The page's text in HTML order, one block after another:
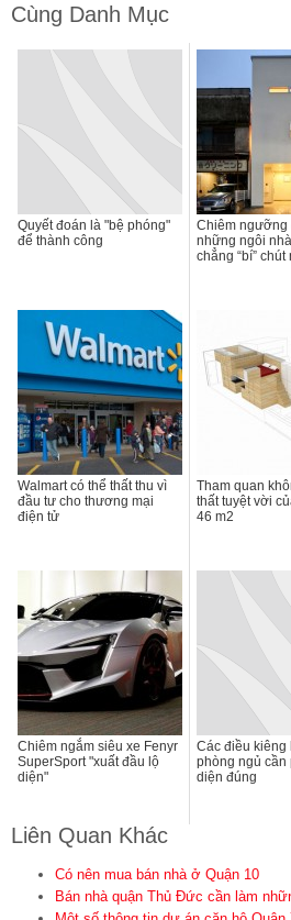
Cùng Danh Mục
Quyết đoán là "bệ phóng"
để thành công
Chiêm ngưỡng
những ngôi
chẳng “bí” chút
Walmart có thể thất thu vì
đầu tư cho thương mại
điện tử
Tham quan
thất tuyệt vời
46 m2
Chiêm ngắm siêu xe Fenyr
SuperSport "xuất đầu lộ
diện"
Các điều kiêng
phòng ngủ cần
diện đúng
Liên Quan Khác
Có nên mua bán nhà ở Quận 10
Bán nhà quận Thủ Đức cần làm